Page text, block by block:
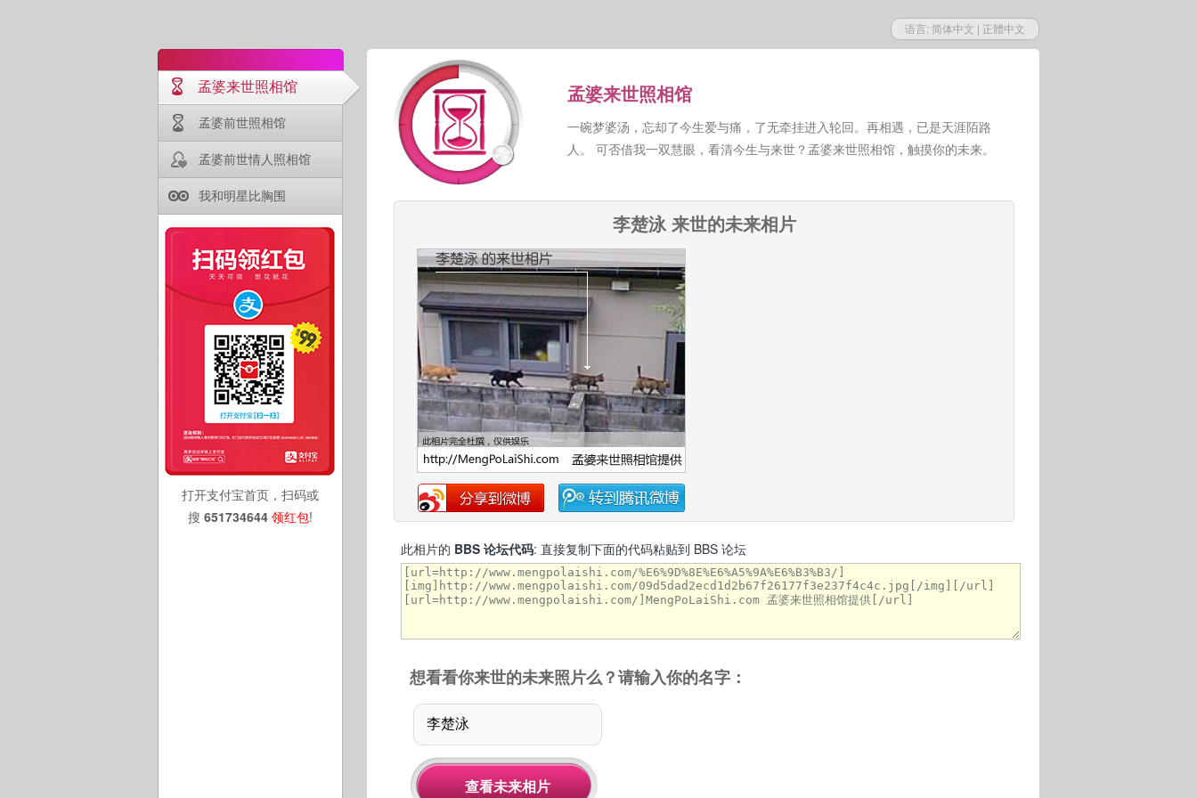
语言: 简体中文 | 正體中文
孟婆来世照相馆
孟婆前世照相馆
孟婆前世情人照相馆
我和明星比胸围
打开支付宝首页，扫码或
搜 651734644 领红包!
孟婆来世照相馆
一碗梦婆汤，忘却了今生爱与痛，了无牵挂进入轮回。再相遇，已是天涯陌路
人。 可否借我一双慧眼，看清今生与来世？孟婆来世照相馆，触摸你的未来。
李楚泳 来世的未来相片
此相片的 BBS 论坛代码: 直接复制下面的代码粘贴到 BBS 论坛
想看看你来世的未来照片么？请输入你的名字：